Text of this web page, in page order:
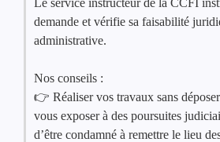
demande et vérifie sa faisabilité
administrative.
Nos conseils :
👉 Réaliser vos travaux sans
vous exposer à des poursuites
d’être condamné à remettre le lieu